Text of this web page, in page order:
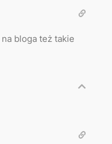
bloga też takie